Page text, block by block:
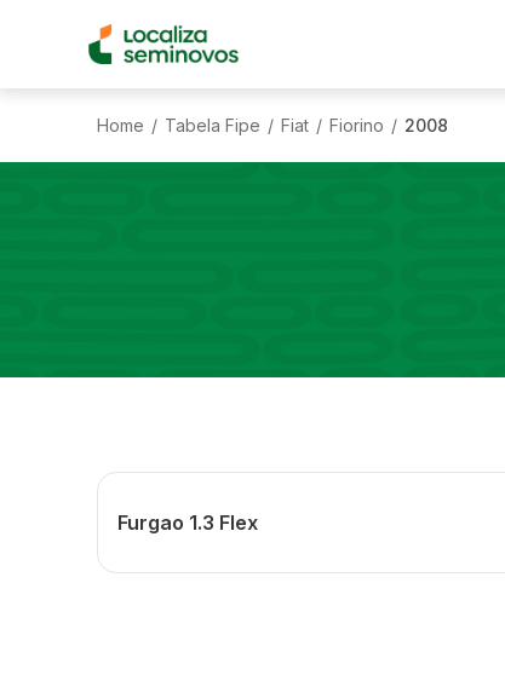
Home / Tabela Fipe / Fiat / Fiorino / 2008
Furgao 1.3 Flex